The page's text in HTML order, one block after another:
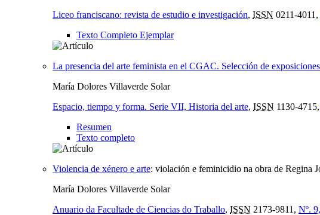
Liceo franciscano: revista de estudio e investigación, ISSN 0211-4011,
Texto Completo Ejemplar
La presencia del arte feminista en el CGAC. Selección de
María Dolores Villaverde Solar
Espacio, tiempo y forma. Serie VII, Historia del arte, ISSN 1130-4715,
Resumen
Texto completo
Violencia de xénero e arte: violación e feminicidio na obra de Regina
María Dolores Villaverde Solar
Anuario da Facultade de Ciencias do Traballo, ISSN 2173-9811, Nº.